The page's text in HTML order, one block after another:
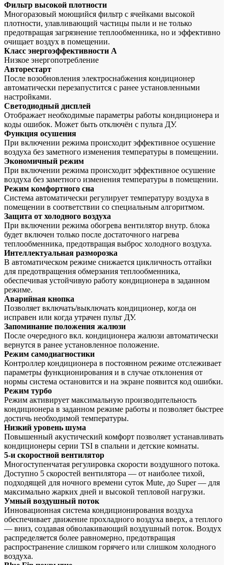
Сплит-
система
Фильтр высокой плотности
Многоразовый моющийся фильтр с ячейками высокой
плотности, улавливающий частицы пыли и не только
предотвращая загрязнение теплообменника, но и эффективно
очищает воздух в помещении.
Класс энергоэффективности А
Низкое энергопотребление
Авторестарт
После возобновления электроснабжения кондиционер
автоматически перезапустится с ранее установленными
настройками.
Светодиодный дисплей
Отображает необходимые параметры работы кондиционера и
коды ошибок. Может быть отключён с пульта ДУ.
Функция осушения
При включении режима происходит эффективное осушение
воздуха без заметного изменения температуры в помещении.
Экономичный режим
При включении режима происходит эффективное осушение
воздуха без заметного изменения температуры в помещении.
Режим комфортного сна
Система автоматически регулирует температуру воздуха в
помещении в соответствии со специальным алгоритмом.
Защита от холодного воздуха
При включении режима обогрева вентилятор внутр. блока
будет включен только после достаточного нагрева
теплообменника, предотвращая выброс холодного воздуха.
Интеллектуальная разморозка
В автоматическом режиме снижается цикличность оттайки
для предотвращения обмерзания теплообменника,
обеспечивая устойчивую работу кондиционера в заданном
режиме.
Аварийная кнопка
Позволяет включать/выключать кондиционер, когда он
исправен или когда утрачен пульт ДУ.
Запоминание положения жалюзи
После очередного вкл. кондиционера жалюзи автоматически
вернутся в ранее установленное положение.
Режим самодиагностики
Контроллер кондиционера в постоянном режиме отслеживает
параметры функционирования и в случае отклонения от
нормы система остановится и на экране появится код ошибки.
Режим турбо
Режим активирует максимальную производительность
кондиционера в заданном режиме работы и позволяет быстрее
достичь необходимой температуры.
Низкий уровень шума
Повышенный акустический комфорт позволяет устанавливать
кондиционеры серии TSI в спальни и детские комнаты.
5-и скоростной вентилятор
Многоступенчатая регулировка скорости воздушного потока.
Доступно 5 скоростей вентилятора — от наиболее тихой,
подходящей для ночного времени суток Mute, до Super — для
максимально жарких дней и высокой тепловой нагрузки.
Умный воздушный поток
Инновационная система кондиционирования воздуха
обеспечивает движение прохладного воздуха вверх, а теплого
— вниз, создавая обволакивающий воздушный поток. Воздух
распределяется более равномерно, предотвращая
распространение слишком горячего или слишком холодного
воздуха.